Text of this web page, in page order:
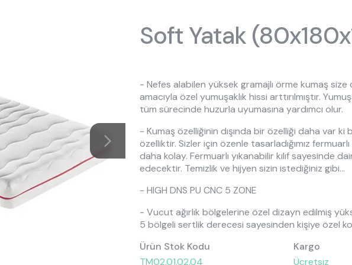
Şifonyer Aynaları Şifonyerler
Vena
& Alez
Tasarımın HikayesiSoft Yatak
- Nefes alabilen yüksek gramajlı örme kumaş
amacıyla özel yumuşaklık hissi arttırılmıştır.
tüm sürecinde huzurla uyumasına yardımcı olur.
- Kumaş özelliğinin dışında bir özelliği daha var
özelliktir. Sizler için özenle tasarladığımız
daha kolay. Fermuarlı yıkanabilir kılıf sayesinde
edecektir. Temizlik ve hijyen sizin istediğiniz gibi...
- HIGH DNS PU CNC 5 ZONE
- Vucut ağırlık bölgelerine özel dizayn edilmiş
5 bölgeli sertlik derecesi sayesinden kişiye özel
Ürün Stok Kodu
TM02.01.02.04
Kargo
Ücretsiz